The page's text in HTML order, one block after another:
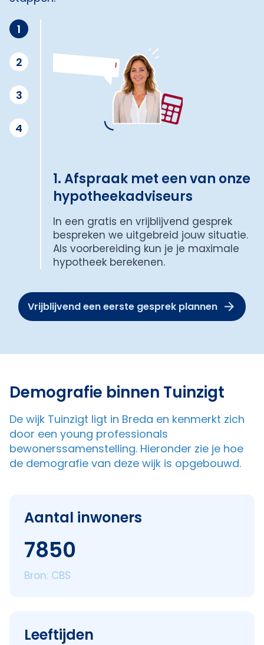
1
2
3
4
1. Afspraak met een van onze
hypotheekadviseurs
In een gratis en vrijblijvend gesprek
bespreken we uitgebreid jouw situatie.
Als voorbereiding kun je je maximale
hypotheek berekenen.
Vrijblijvend een eerste gesprek plannen
Demografie binnen Tuinzigt
De wijk Tuinzigt ligt in Breda en kenmerkt zich
door een young professionals
bewonerssamenstelling. Hieronder zie je hoe
de demografie van deze wijk is opgebouwd.
Aantal inwoners
7850
Bron: CBS
Leeftijden